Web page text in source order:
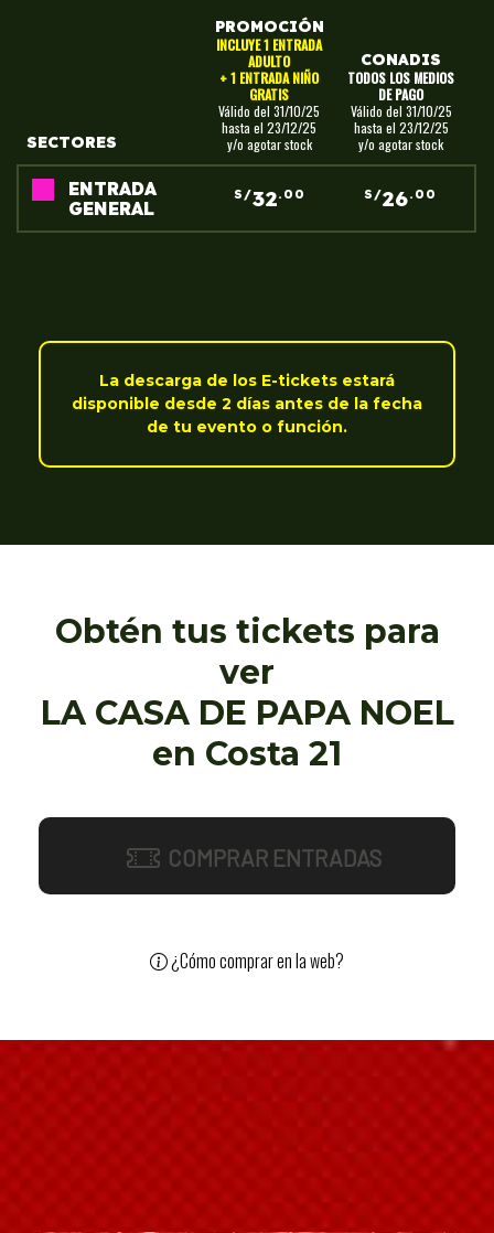
SECTORES
PROMOCIÓN
INCLUYE 1 ENTRADA
ADULTO
+ 1 ENTRADA NIÑO
GRATIS
Válido del 31/10/25
hasta el 23/12/25
y/o agotar stock
CONADIS
TODOS LOS MEDIOS
DE PAGO
Válido del 31/10/25
hasta el 23/12/25
y/o agotar stock
ENTRADA
GENERAL
S/32.00 S/26.00
La descarga de los E-tickets estará
disponible desde 2 días antes de la fecha
de tu evento o función.
Obtén tus tickets para
ver
LA CASA DE PAPA NOEL
en Costa 21
COMPRAR ENTRADAS
¿Cómo comprar en la web?